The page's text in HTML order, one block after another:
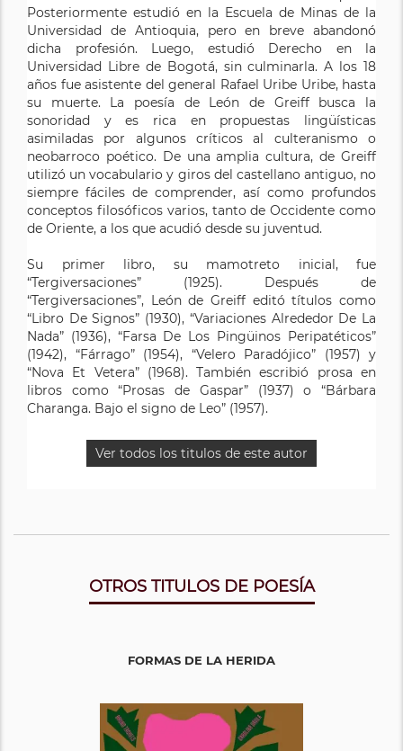
Posteriormente estudió en la Escuela de Minas de la
Universidad de Antioquia, pero en breve abandonó
dicha profesión. Luego, estudió Derecho en la
Universidad Libre de Bogotá, sin culminarla. A los 18
años fue asistente del general Rafael Uribe Uribe, hasta
su muerte. La poesía de León de Greiff busca la
sonoridad y es rica en propuestas lingüísticas
asimiladas por algunos críticos al culteranismo o
neobarroco poético. De una amplia cultura, de Greiff
utilizó un vocabulario y giros del castellano antiguo, no
siempre fáciles de comprender, así como profundos
conceptos filosóficos varios, tanto de Occidente como
de Oriente, a los que acudió desde su juventud.
Su primer libro, su mamotreto inicial, fue
“Tergiversaciones” (1925). Después de
“Tergiversaciones”, León de Greiff editó títulos como
“Libro De Signos” (1930), “Variaciones Alrededor De La
Nada” (1936), “Farsa De Los Pingüinos Peripatéticos”
(1942), “Fárrago” (1954), “Velero Paradójico” (1957) y
“Nova Et Vetera” (1968). También escribió prosa en
libros como “Prosas de Gaspar” (1937) o “Bárbara
Charanga. Bajo el signo de Leo” (1957).
Ver todos los titulos de este autor
OTROS TITULOS DE POESÍA
FORMAS DE LA HERIDA